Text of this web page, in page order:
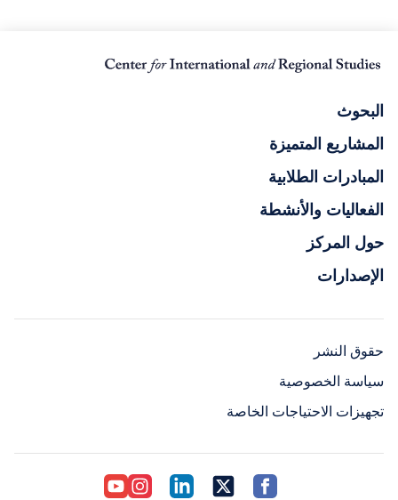
البحوث
المشاريع المتميزة
المبادرات الطلابية
الفعاليات والأنشطة
حول المركز
الإصدارات
حقوق النشر
سياسة الخصوصية
تجهيزات الاحتياجات الخاصة